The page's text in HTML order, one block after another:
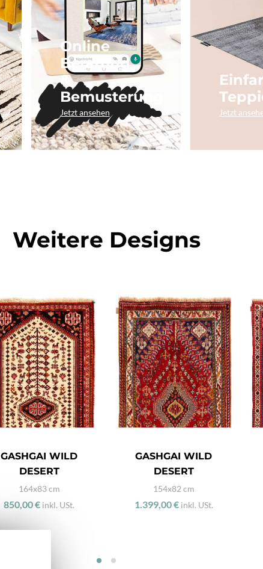
Online
Beratung
&
Bemusterung
Jetzt ansehen Jetzt
Weitere Designs
GASHGAI WILD
DESERT
164x83 cm
850,00 € inkl. USt.
GASHGAI WILD
DESERT
154x82 cm
1.399,00 € inkl. USt.